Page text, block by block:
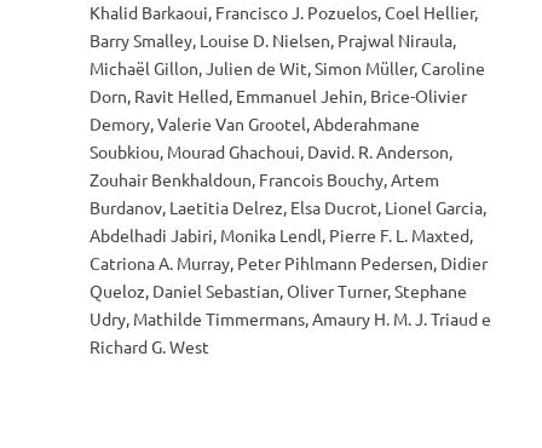
Khalid Barkaoui, Francisco J. Pozuelos, Coel Hellier,
Barry Smalley, Louise D. Nielsen, Prajwal Niraula,
Michaël Gillon, Julien de Wit, Simon Müller, Caroline
Dorn, Ravit Helled, Emmanuel Jehin, Brice-Olivier
Demory, Valerie Van Grootel, Abderahmane
Soubkiou, Mourad Ghachoui, David. R. Anderson,
Zouhair Benkhaldoun, Francois Bouchy, Artem
Burdanov, Laetitia Delrez, Elsa Ducrot, Lionel Garcia,
Abdelhadi Jabiri, Monika Lendl, Pierre F. L. Maxted,
Catriona A. Murray, Peter Pihlmann Pedersen, Didier
Queloz, Daniel Sebastian, Oliver Turner, Stephane
Udry, Mathilde Timmermans, Amaury H. M. J. Triaud e
Richard G. West